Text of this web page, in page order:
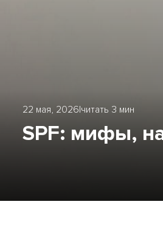
22 мая, 2026|читать 3 мин
SPF: мифы,